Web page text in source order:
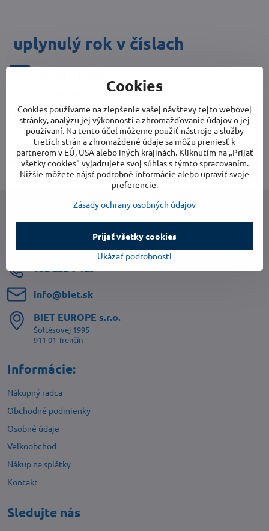
uplynulý rok v číslach
domácností so zdravým a čistým vzduchom
3 934
domov zbavených vlhkosti
88 234
mobilných klimatizácií pre Váš maximálny komfort
info​@biet​.sk
BIET EUROPE s​.r​.o​.
Šoltésovej 1995
911 01 Trenčín
Informácie:
Nákupný radca
Obchodné podmienky
Osobné údaje
Veľkoobchod
Nákup na splátky
Kontakt
Sledujte nás
Cookies
Cookies používame na zlepšenie vašej návštevy tejto webovej
stránky, analýzu jej výkonnosti a zhromažďovanie údajov o jej
používaní. Na tento účel môžeme použiť nástroje a služby
tretích strán a zhromaždené údaje sa môžu preniesť k
partnerom v EÚ, USA alebo iných krajinách. Kliknutím na „Prijať
všetky cookies“ vyjadrujete svoj súhlas s týmto spracovaním.
Nižšie môžete nájsť podrobné informácie alebo upraviť svoje
preferencie.
Zásady ochrany osobných údajov
Ukázať podrobnosti
Prijať všetky cookies